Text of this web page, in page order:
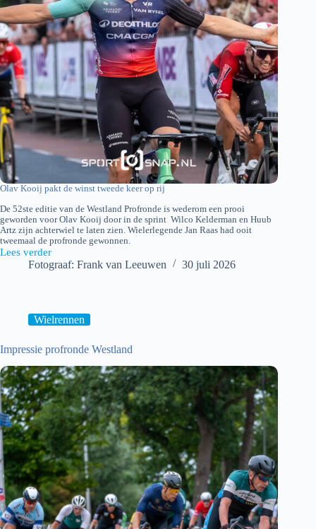
Olav Kooij pakt de winst tweede keer op rij
De 52ste editie van de Westland Profronde is wederom een prooi
geworden voor Olav Kooij door in de sprint Wilco Kelderman en Huub
Artz zijn achterwiel te laten zien. Wielerlegende Jan Raas had ooit
tweemaal de profronde gewonnen.
Lees verder
Profronde
WestlandFotograaf: Frank van Leeuwen 30 juli 2026
Wielrennen
Impressie profronde Westland